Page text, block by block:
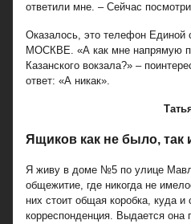
ответили мне. – Сейчас
Оказалось, это телефон Единой
МОСКВЕ. «А как мне напрямую
Казанского вокзала?» –
ответ: «А никак».
Ящиков как не было, так
Я живу в доме №5 по улице
общежитие, где никогда не
них стоит общая коробка, куда и
корреспонденция. Выдается она